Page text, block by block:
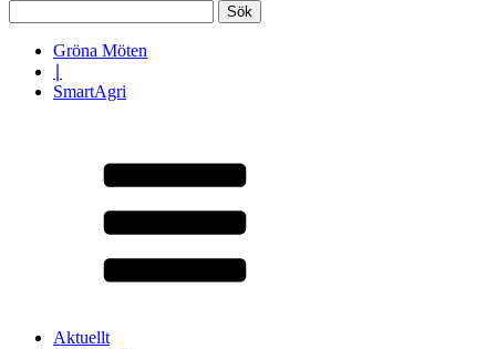
efter:
Gröna Möten
SmartAgri
Aktuellt